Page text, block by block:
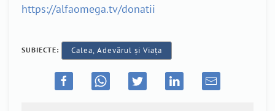
https://alfaomega.tv/donatii
SUBIECTE: Calea, Adevărul și Viața